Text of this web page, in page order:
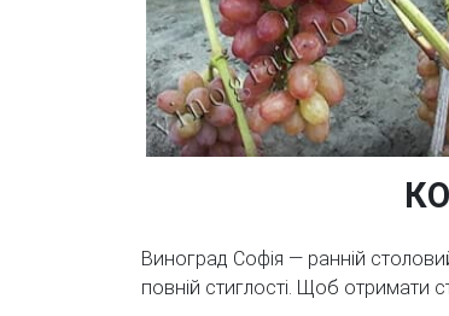
Виноград Софія — ранній
повній стиглості. Щоб отримати